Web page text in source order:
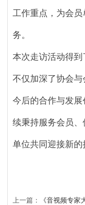
工作重点，为会
务。
本次走访活动得到
不仅加深了协会
今后的合作与发
续秉持服务会员
单位共同迎接新的
上一篇：
《音视频专